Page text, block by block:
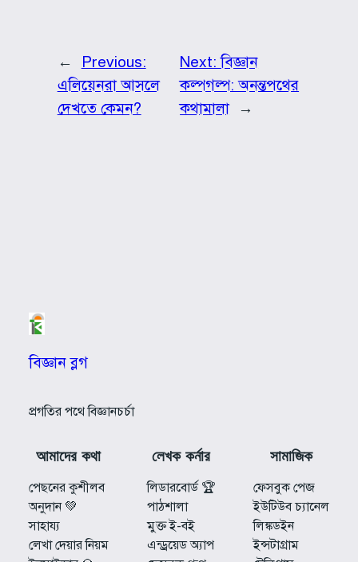
←
Previous:
এলিয়েনরা আসলে
দেখতে কেমন?
Next:বিজ্ঞান
কল্পগল্প: অনন্তপথের
কথামালা
→
বিজ্ঞান ব্লগ
প্রগতির পথে বিজ্ঞানচর্চা
আমাদের কথা
পেছনের কুশীলব
অনুদান 💚
সাহায্য
লেখা দেয়ার নিয়ম
লেখক কর্নার
লিডারবোর্ড 🏆
পাঠশালা
মুক্ত ই-বই
এন্ড্রয়েড অ্যাপ
সামাজিক
ফেসবুক পেজ
ইউটিউব চ্যানেল
লিঙ্কডইন
ইন্সটাগ্রাম